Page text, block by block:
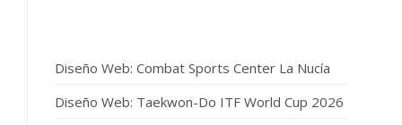
Diseño Web: Combat Sports Center La Nucía
Diseño Web: Taekwon-Do ITF World Cup 2026